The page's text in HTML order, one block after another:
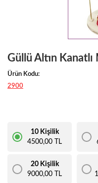
Güllü Altın Kanatlı
Ürün Kodu:
2900
10 Kişilik
4500,00 TL
20 Kişilik
9000,00 TL